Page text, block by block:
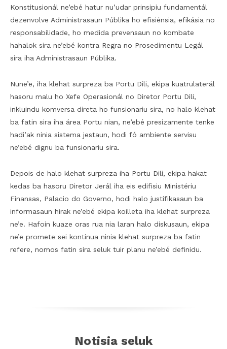
Konstitusionál ne’ebé hatur nu’udar prinsipiu fundamentál
dezenvolve Administrasaun Públika ho efisiénsia, efikásia no
responsabilidade, ho medida prevensaun no kombate
hahalok sira ne’ebé kontra Regra no Prosedimentu Legál
sira iha Administrasaun Públika.
Nune’e, iha klehat surpreza ba Portu Dili, ekipa kuatrulaterál
hasoru malu ho Xefe Operasionál no Diretor Portu Dili,
inkluindu komversa direta ho funsionariu sira, no halo klehat
ba fatin sira iha área Portu nian, ne’ebé presizamente tenke
hadi’ak ninia sistema jestaun, hodi fó ambiente servisu
ne’ebé dignu ba funsionariu sira.
Depois de halo klehat surpreza iha Portu Dili, ekipa hakat
kedas ba hasoru Diretor Jerál iha eis edifisiu Ministériu
Finansas, Palacio do Governo, hodi halo justifikasaun ba
informasaun hirak ne’ebé ekipa koilleta iha klehat surpreza
ne’e. Hafoin kuaze oras rua nia laran halo diskusaun, ekipa
ne’e promete sei kontinua ninia klehat surpreza ba fatin
refere, nomos fatin sira seluk tuir planu ne’ebé definidu.
Notisia seluk